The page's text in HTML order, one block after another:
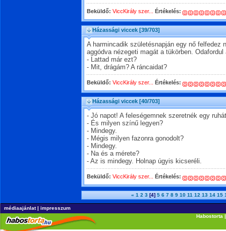
Beküldő: ViccKirály szer... Értékelés:
Házassági viccek [39/703]
A harmincadik születésnapján egy nő felfedez
aggódva nézegeti magát a tükörben. Odafordul
- Lattad már ezt?
- Mit, drágám? A ráncaidat?
Beküldő: ViccKirály szer... Értékelés:
Házassági viccek [40/703]
- Jó napot! A feleségemnek szeretnék egy
- És milyen színű legyen?
- Mindegy.
- Mégis milyen fazonra gonodolt?
- Mindegy.
- Na és a mérete?
- Az is mindegy. Holnap úgyis kicseréli.
Beküldő: ViccKirály szer... Értékelés:
« 1 2 3 [4] 5 6 7 8 9 10 11 12 13 14 15
médiaajánlat| impresszum
Habostorta